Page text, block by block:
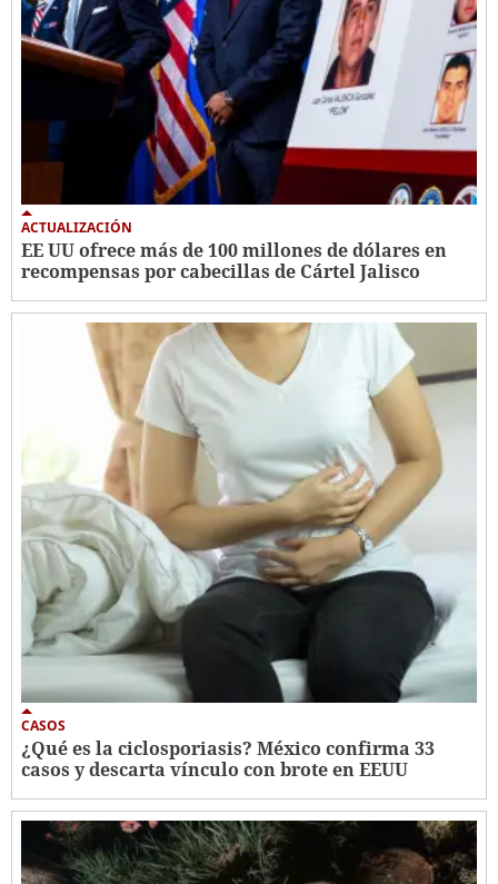
ACTUALIZACIÓN
EE UU ofrece más de 100 millones de dólares en
recompensas por cabecillas de Cártel Jalisco
CASOS
¿Qué es la ciclosporiasis? México confirma 33
casos y descarta vínculo con brote en EEUU